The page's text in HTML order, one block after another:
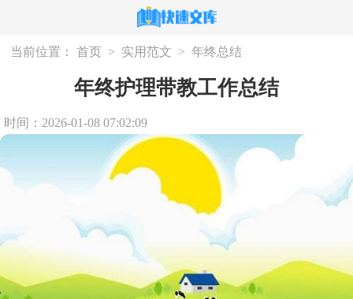
当前位置： 首页 > 实用范文 > 年终总结
年终护理带教工作总结
时间：2026-01-08 07:02:09